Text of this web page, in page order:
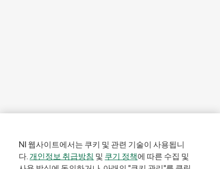
NI 웹사이트에서는 쿠키 및 관련 기술이 사용됩니
다.개인정보 취급방침 및 쿠기 정책에 따른 수집 및